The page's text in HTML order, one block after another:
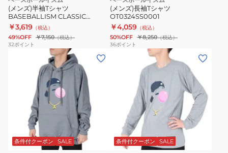
CLASSIC
OT0123FW0003
(メンズ)半袖Tシャツ
BASEBALLISM CLASSIC
OT0123FW0003
￥3,619 （税込）
49%OFF ￥7,150（税込）
32ポイント
(メンズ)長袖Tシャツ
OT0324SS0001
￥4,059 （税込）
50%OFF ￥8,250（税込）
36ポイント
YOUR
条件付クーポン SALE
Favorite
Player
条件付クーポン SALE
グ
レ
ー